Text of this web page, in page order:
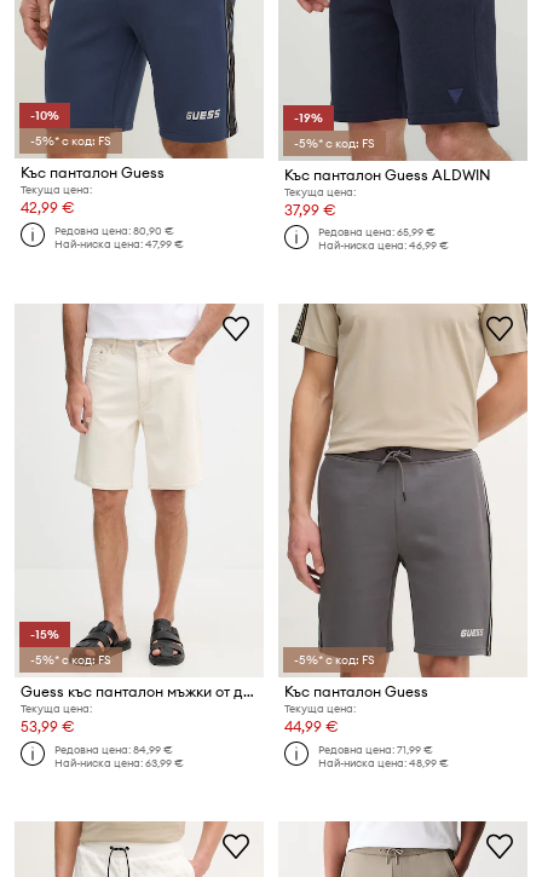
-10%
-5%* с код: FS
Къс панталон Guess
Текуща цена:
42,99 €
Редовна цена:80,90 €
Най-ниска цена:47,99 €
-19%
-5%* с код: FS
Къс панталон Guess ALDWIN
Текуща цена:
37,99 €
Редовна цена:65,99 €
Най-ниска цена:46,99 €
-15%
-5%* с код: FS
Guess къс панталон мъжки от деним CARSON
Текуща цена:
53,99 €
Редовна цена:84,99 €
Най-ниска цена:63,99 €
-5%* с код: FS
Къс панталон Guess
Текуща цена:
44,99 €
Редовна цена:71,99 €
Най-ниска цена:48,99 €